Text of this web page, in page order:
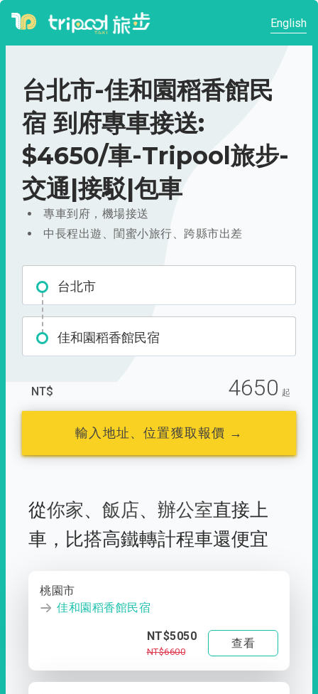
English
台北市-佳和園稻香館民
宿 到府專車接送:
$4650/車-Tripool旅步-
交通|接駁|包車
專車到府，機場接送
中長程出遊、閨蜜小旅行、跨縣市出差
台北市
佳和園稻香館民宿
NT$ 4650 起
輸入地址、位置獲取報價 →
從你家、 飯店、 辦公室直接上
車， 比搭高鐵轉計程車還便宜
桃園市
佳和園稻香館民宿
NT$5050
NT$6600
查看